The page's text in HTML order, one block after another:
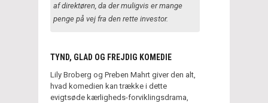
af direktøren, da der muligvis er mange
penge på vej fra den rette investor.
TYND, GLAD OG FREJDIG KOMEDIE
Lily Broberg og Preben Mahrt giver den alt,
hvad komedien kan trække i dette
evigtsøde kærligheds-forviklingsdrama,